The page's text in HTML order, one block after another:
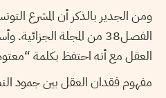
ومن الجدير بالذكر أن المشرع
الفصل38 من المجلة
العقل مع أنه احتفظ بكلمة
مفهوم فقدان العقل بين جمود